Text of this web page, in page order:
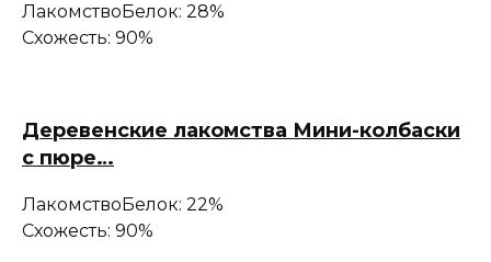
ЛакомствоБелок: 28%
Схожесть: 90%
Деревенские лакомства Мини-колбаски
с пюре…
ЛакомствоБелок: 22%
Схожесть: 90%